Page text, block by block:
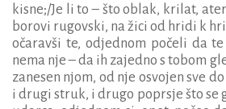
kisne;/Je li to – što oblak, krilat,
borovi rugovski, na žici od hridi k
očaravši te, odjednom počeli da
nema nje – da ih zajedno s tobom
zanesen njom, od nje osvojen sve
i drugi struk, i drugo poprsje što se